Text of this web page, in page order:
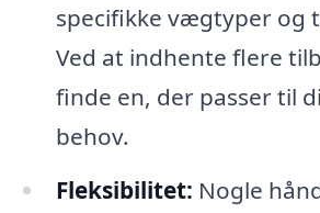
specifikke vægtyper og
Ved at indhente flere
finde en, der passer til
behov.
Fleksibilitet: Nogle